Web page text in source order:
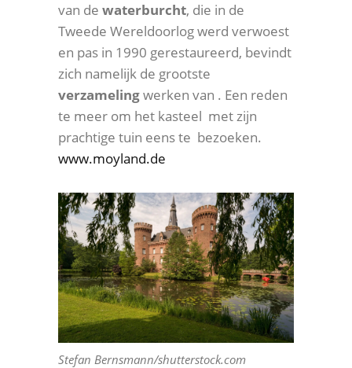
van de waterburcht, die in de
Tweede Wereldoorlog werd verwoest
en pas in 1990 gerestaureerd, bevindt
zich namelijk de grootste
verzamelingwerken van . Een reden
te meer om het kasteel met zijn
prachtige tuin eens te bezoeken.
www.moyland.de
Stefan Bernsmann/shutterstock.com